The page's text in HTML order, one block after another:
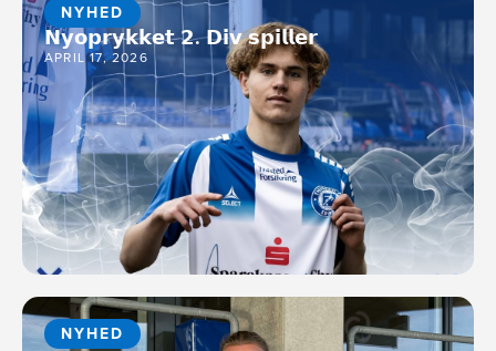
NYHED
𝗡𝘆𝗼𝗽𝗿𝘆𝗸𝗸𝗲𝘁 𝟮. 𝗗𝗶𝘃 𝘀𝗽𝗶𝗹𝗹𝗲𝗿
APRIL 17, 2026
NYHED